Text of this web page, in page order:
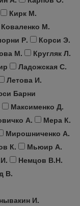
Кирк М.
Коваленко М.
Р.
Корси Э.
М.
Кругляк Л.
Ладожская С.
Летова И.
Барни
Максименко Д.
А.
Мера К.
Мирошниченко А.
К.
Мьюир А.
Немцов В.Н.
В.
И.